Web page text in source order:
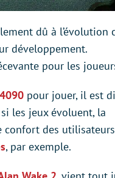
dû à l’évolution
développement.
pour les
pour jouer, il est
les jeux évoluent, la
confort des
, par exemple.